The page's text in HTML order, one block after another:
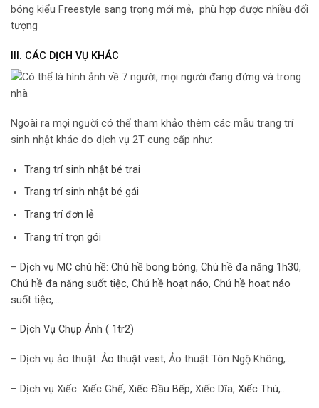
bóng kiểu Freestyle sang trọng mới mẻ, phù hợp được nhiều đối
tượng
III. CÁC DỊCH VỤ KHÁC
Ngoài ra mọi người có thể tham khảo thêm các mẫu trang trí
sinh nhật khác do dịch vụ 2T cung cấp như:
Trang trí sinh nhật bé trai
Trang trí sinh nhật bé gái
Trang trí đơn lẻ
Trang trí trọn gói
– Dịch vụ MC chú hề: Chú hề bong bóng, Chú hề đa năng 1h30,
Chú hề đa năng suốt tiệc, Chú hề hoạt náo, Chú hề hoạt náo
suốt tiệc,…
– Dịch Vụ Chụp Ảnh ( 1tr2)
– Dịch vụ ảo thuật: Ảo thuật vest, Ảo thuật Tôn Ngộ Không,…
– Dịch vụ Xiếc: Xiếc Ghế, Xiếc Đầu Bếp, Xiếc Dĩa, Xiếc Thú,..